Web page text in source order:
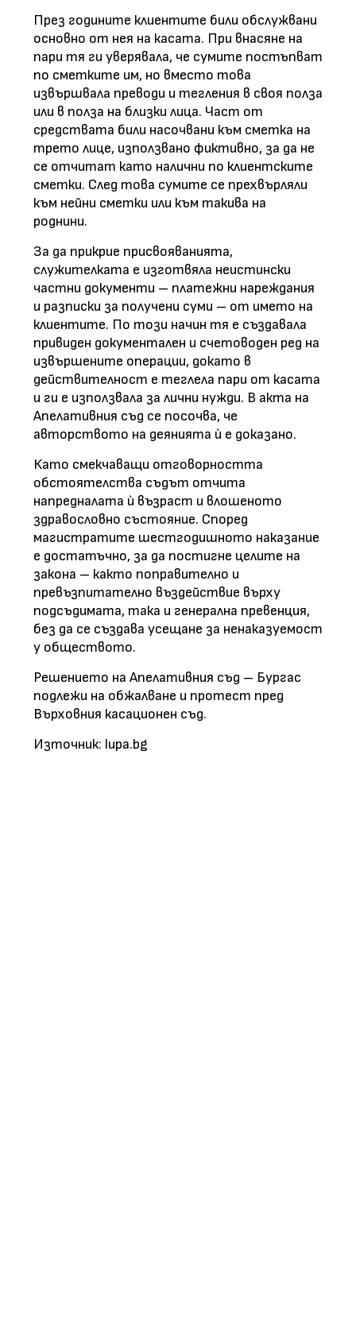
През годините клиентите били обслужвани
основно от нея на касата. При внасяне на
пари тя ги уверявала, че сумите постъпват
по сметките им, но вместо това
извършвала преводи и тегления в своя полза
или в полза на близки лица. Част от
средствата били насочвани към сметка на
трето лице, използвано фиктивно, за да не
се отчитат като налични по клиентските
сметки. След това сумите се прехвърляли
към нейни сметки или към такива на
роднини.
За да прикрие присвояванията,
служителката е изготвяла неистински
частни документи – платежни нареждания
и разписки за получени суми – от името на
клиентите. По този начин тя е създавала
привиден документален и счетоводен ред на
извършените операции, докато в
действителност е теглела пари от касата
и ги е използвала за лични нужди. В акта на
Апелативния съд се посочва, че
авторството на деянията ѝ е доказано.
Като смекчаващи отговорността
обстоятелства съдът отчита
напредналата ѝ възраст и влошеното
здравословно състояние. Според
магистратите шестгодишното наказание
е достатъчно, за да постигне целите на
закона – както поправително и
превъзпитателно въздействие върху
подсъдимата, така и генерална превенция,
без да се създава усещане за ненаказуемост
у обществото.
Решението на Апелативния съд – Бургас
подлежи на обжалване и протест пред
Върховния касационен съд.
Източник: lupa.bg